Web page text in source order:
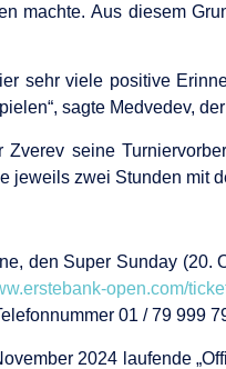
machte. Aus diesem
sehr viele positive
sagte Medvedev,
Zverev seine
jeweils zwei Stunden mit
den Super Sunday (20.
open.com/
01 / 79 999
2024 laufende